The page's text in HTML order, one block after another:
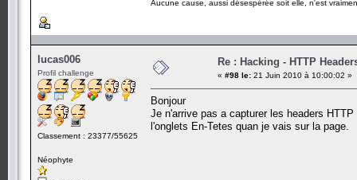
Aucune cause, aussi désespérée soit elle, n'est
lucas006
Profil challenge
Classement : 23377/55625
Néophyte
Re : Hacking - HTTP
« #98 le: 21 Juin 2010 à 10:00:02 »
Bonjour
Je n'arrive pas a capturer les headers
l'onglets En-Tetes quan je vais sur la page.